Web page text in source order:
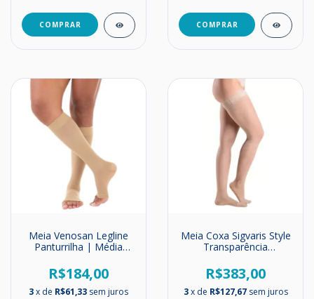
COMPRAR COMPRAR
Meia Venosan Legline
Panturrilha | Média
30mmHg
R$184,00
3x de R$61,33 sem juros
Meia Coxa Sigvaris Style
Transparência
Compressão | 20-
30mmHg
R$383,00
3 x de R$127,67 sem juros